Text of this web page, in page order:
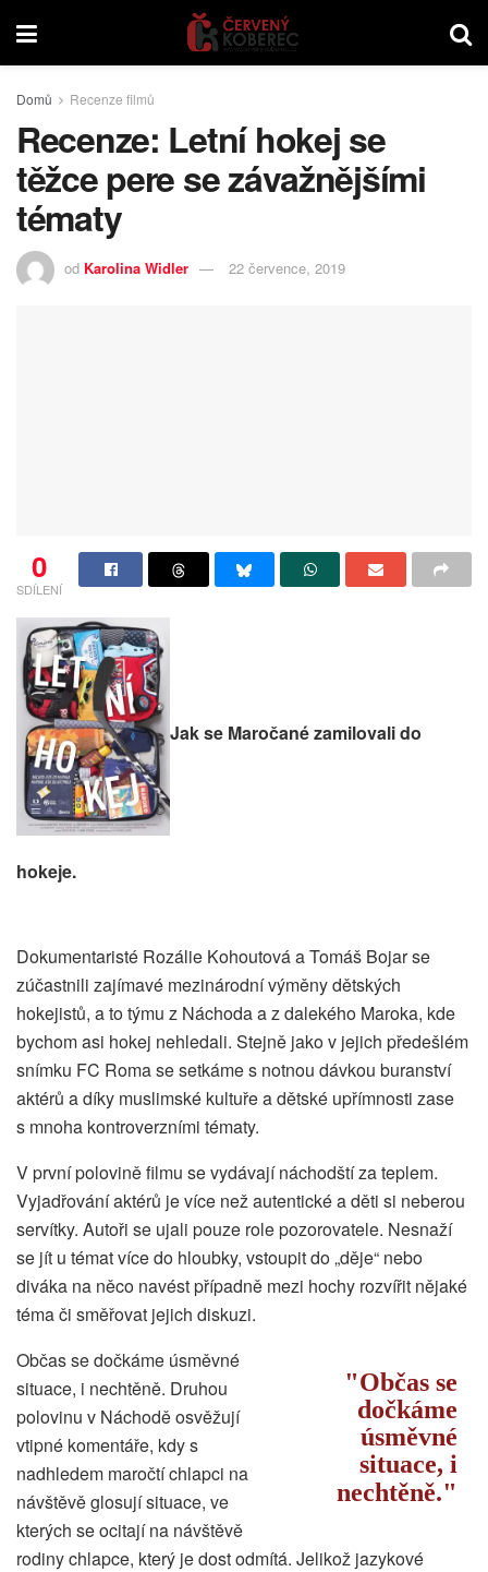
Domů Recenze filmů
Recenze: Letní hokej se
těžce pere se závažnějšími
tématy
od Karolina Widler 22 července, 2019
0
SDÍLENÍ
Jak se Maročané zamilovali do
hokeje.
Dokumentaristé Rozálie Kohoutová a Tomáš Bojar se
zúčastnili zajímavé mezinárodní výměny dětských
hokejistů, a to týmu z Náchoda a z dalekého Maroka, kde
bychom asi hokej nehledali. Stejně jako v jejich předešlém
snímku FC Roma se setkáme s notnou dávkou buranství
aktérů a díky muslimské kultuře a dětské upřímnosti zase
s mnoha kontroverzními tématy.
V první polovině filmu se vydávají náchodští za teplem.
Vyjadřování aktérů je více než autentické a děti si neberou
servítky. Autoři se ujali pouze role pozorovatele. Nesnaží
se jít u témat více do hloubky, vstoupit do „děje“ nebo
diváka na něco navést případně mezi hochy rozvířit nějaké
téma či směřovat jejich diskuzi.
Občas se
dočkáme
úsměvné
situace, i
nechtěně.
Občas se dočkáme úsměvné
situace, i nechtěně. Druhou
polovinu v Náchodě osvěžují
vtipné komentáře, kdy s
nadhledem maročtí chlapci na
návštěvě glosují situace, ve
kterých se ocitají na návštěvě
rodiny chlapce, který je dost odmítá. Jelikož jazykové